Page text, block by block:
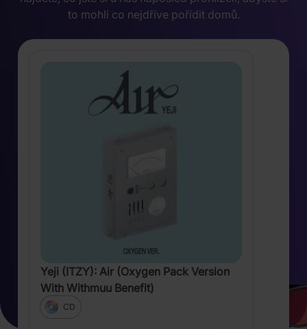
to mohli co nejdříve pořídit domů.
Yeji (ITZY): Air (Oxygen Pack Version
With Withmuu Benefit)
CD